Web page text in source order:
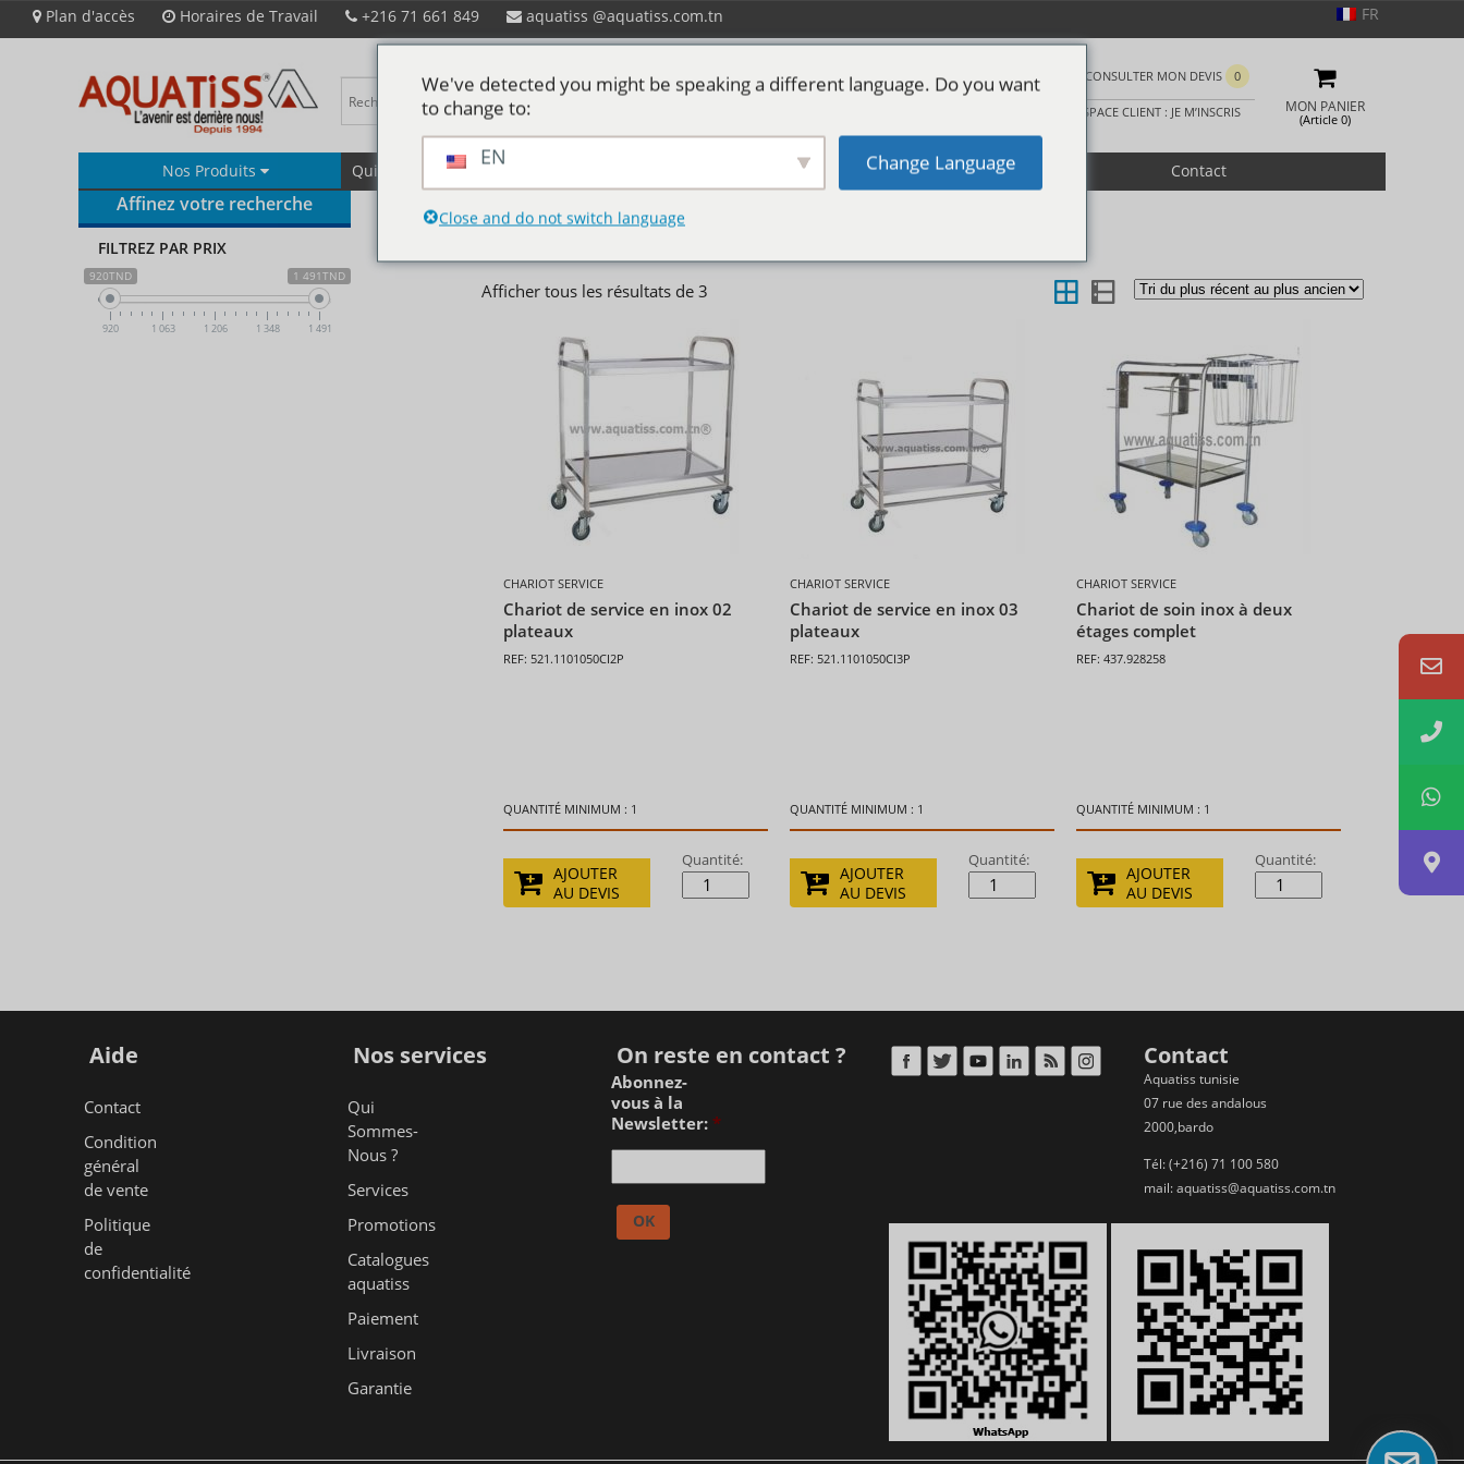
Plan d'accès Horaires de Travail +216 71 661 849 aquatiss aquatiss.com.tn
Nos Produits Qui Sommes-Nous ? Services Promotion Contact
CONSULTER MON DEVIS 0
ESPACE CLIENT : JE M’INSCRIS MON PANIER
(Article 0)
Stérilisation-Bloc opératoire
Afficher tous les résultats de 3
CHARIOT SERVICE
Chariot de service en inox 02
plateaux
REF: 521.1101050CI2P
QUANTITÉ MINIMUM : 1
Quantité:
AJOUTER
AU DEVIS
CHARIOT SERVICE
Chariot de service en inox 03
plateaux
REF: 521.1101050CI3P
QUANTITÉ MINIMUM : 1
Quantité:
AJOUTER
AU DEVIS
CHARIOT SERVICE
Chariot de soin inox à deux
étages complet
REF: 437.928258
QUANTITÉ MINIMUM : 1
Quantité:
AJOUTER
AU DEVIS
Affinez votre recherche
FILTREZ PAR PRIX
920TND 1 491TND
920 1 063 1 206 1 348 1 491
Aide
Contact
Condition
général
de vente
Politique
de
confidentialité
Nos services
Qui
Sommes-
Nous ?
Services
Promotions
Catalogues
aquatiss
Paiement
Livraison
Garantie
On reste en contact ?
Abonnez-
vous à la
Newsletter: *
Contact
Aquatiss tunisie
07 rue des andalous
2000,bardo
Tél: (+216) 71 100 580
mail:aquatiss@aquatiss.com.tn
FR
We've detected you might be speaking a different language. Do you want
to change to:
EN Change Language
Close and do not switch language